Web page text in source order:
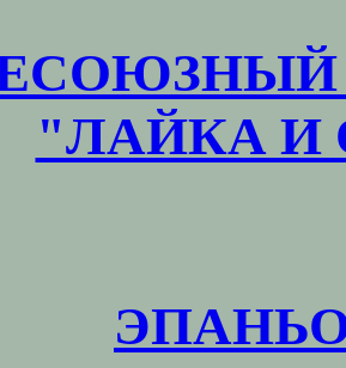
"ЛАЙКА И